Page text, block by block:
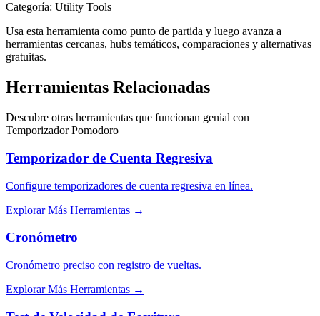
Categoría: Utility Tools
Usa esta herramienta como punto de partida y luego avanza a
herramientas cercanas, hubs temáticos, comparaciones y alternativas
gratuitas.
Herramientas Relacionadas
Descubre otras herramientas que funcionan genial con
Temporizador Pomodoro
Temporizador de Cuenta Regresiva
Configure temporizadores de cuenta regresiva en línea.
Explorar Más Herramientas →
Cronómetro
Cronómetro preciso con registro de vueltas.
Explorar Más Herramientas →